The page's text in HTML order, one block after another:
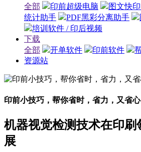
全部
印前超级电脑 图文快
统计助手
PDF黑彩分离助手
培训软件 / 印后视频
下载
全部
开单软件 印前软件
资源站
印前小技巧，帮你省时，省力，又省心
机器视觉检测技术在印刷
展